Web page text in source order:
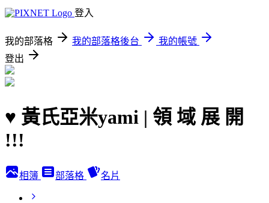
登入
我的部落格 我的部落格後台
我的帳號
登出
♥ 黃氏亞米yami | 領 域 展 開
!!!
相簿 部落格 名片